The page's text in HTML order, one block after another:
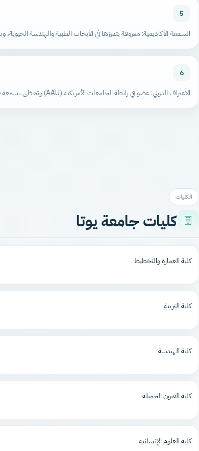
5
السمعة الأكاديمية: معروفة بتميزها في الأبحاث الطبية والهندسة
6
الاعتراف الدولي: عضو في رابطة الجامعات الأمريكية (AAU) وتحظى بسمعة قوية في الابتكار وريادة الأعمال
الكليات
كليات جامعة يوتا
كلية العمارة والتخطيط
كلية التربية
كلية الهندسة
كلية الفنون الجميلة
كلية العلوم الإنسانية